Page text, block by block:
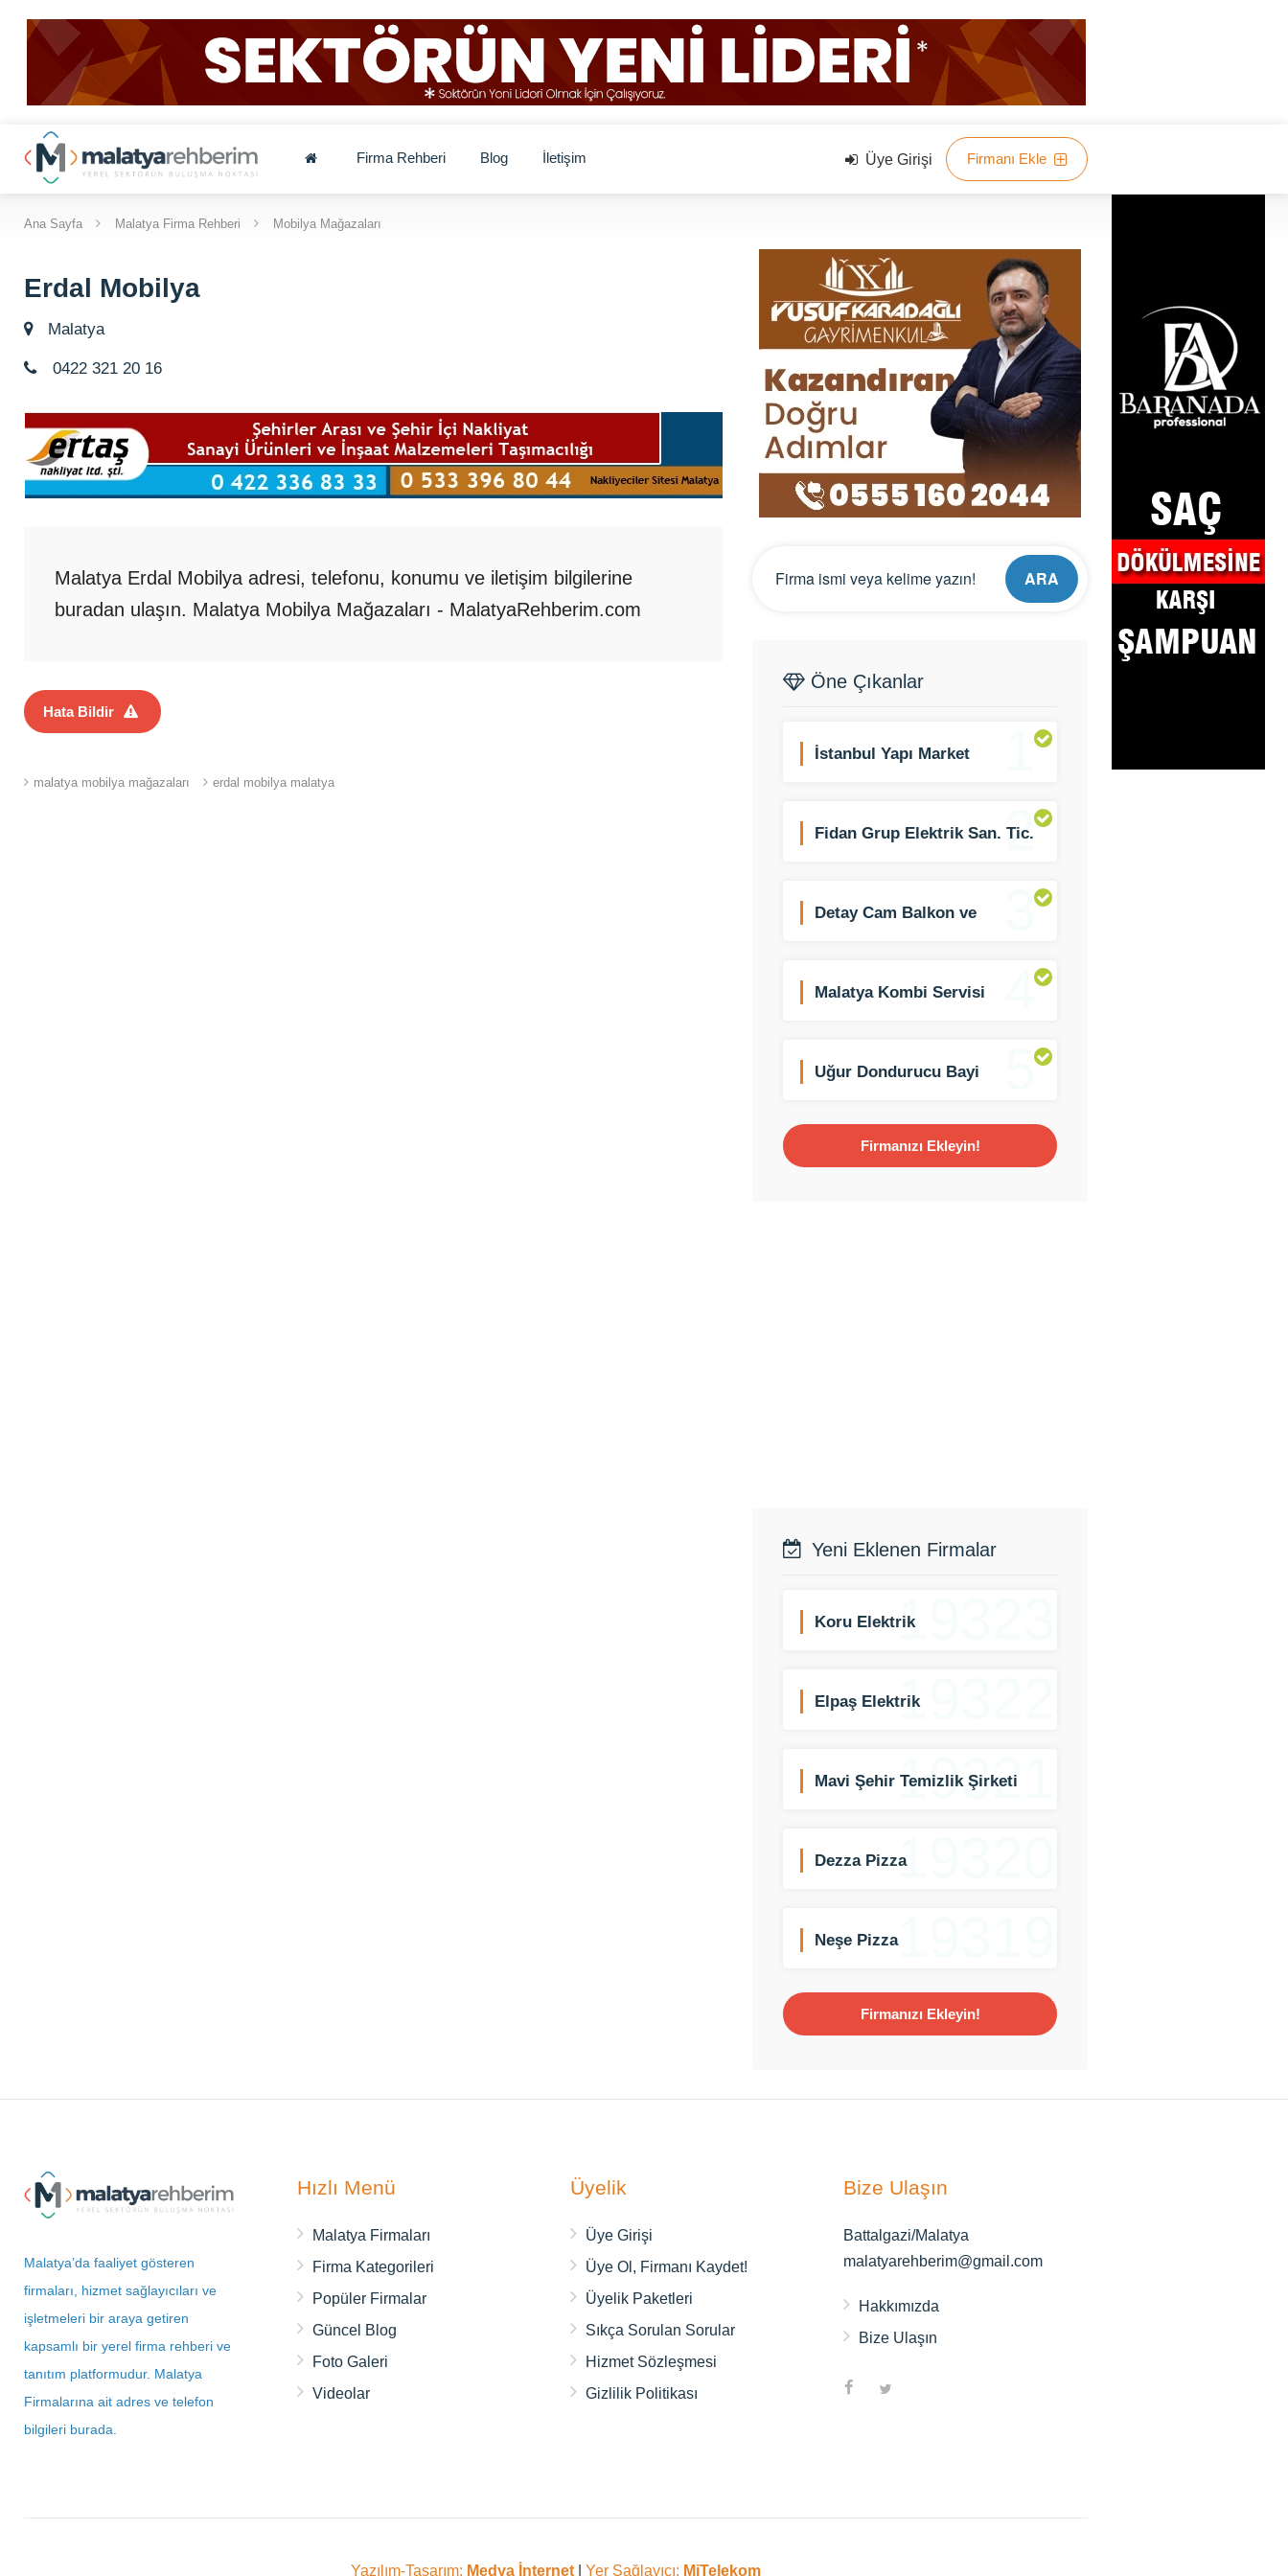
Firma Rehberi Blog İletişim Üye Girişi Firmanı Ekle
Ana Sayfa Malatya Firma Rehberi Mobilya Mağazaları
Erdal Mobilya
Malatya
0422 321 20 16
Malatya Erdal Mobilya adresi, telefonu, konumu ve iletişim bilgilerine
buradan ulaşın. Malatya Mobilya Mağazaları - MalatyaRehberim.com
Hata Bildir
malatya mobilya mağazaları erdal mobilya malatya
ARA
Öne Çıkanlar
1
İstanbul Yapı Market
2
Fidan Grup Elektrik San. Tic.
3
Detay Cam Balkon ve
4
Malatya Kombi Servisi
5
Uğur Dondurucu Bayi
Firmanızı Ekleyin!
Yeni Eklenen Firmalar
19323
Koru Elektrik
19322
Elpaş Elektrik
19321
Mavi Şehir Temizlik Şirketi
19320
Dezza Pizza
19319
Neşe Pizza
Firmanızı Ekleyin!
Malatya’da faaliyet gösteren
firmaları, hizmet sağlayıcıları ve
işletmeleri bir araya getiren
kapsamlı bir yerel firma rehberi ve
tanıtım platformudur. Malatya
Firmalarına ait adres ve telefon
bilgileri burada.
Hızlı Menü
Malatya Firmaları
Firma Kategorileri
Popüler Firmalar
Güncel Blog
Foto Galeri
Videolar
Üyelik
Üye Girişi
Üye Ol, Firmanı Kaydet!
Üyelik Paketleri
Sıkça Sorulan Sorular
Hizmet Sözleşmesi
Gizlilik Politikası
Bize Ulaşın
Battalgazi/Malatya
malatyarehberim@gmail.com
Hakkımızda
Bize Ulaşın
Yazılım-Tasarım: Medya İnternet Yer Sağlayıcı: MiTelekom